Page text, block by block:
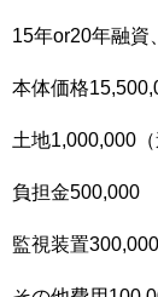
15年or20年融資
本体価格
土地1,000,000（
負担金500,000
監視装置300,000